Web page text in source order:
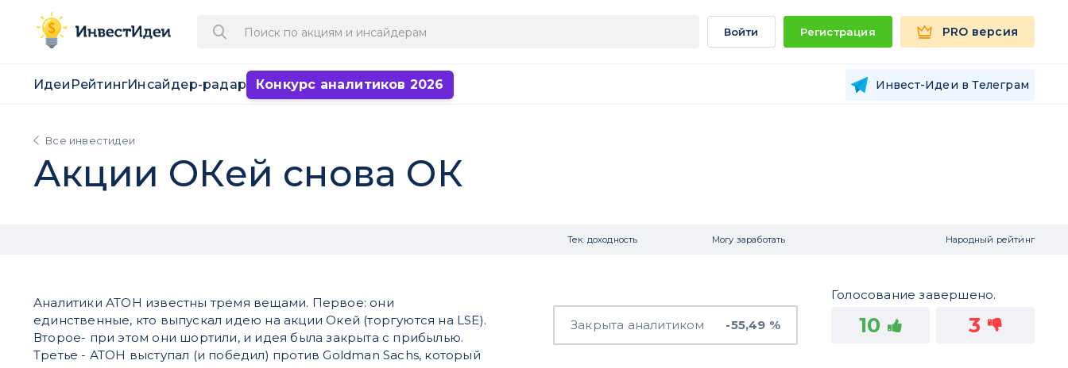
Войти Регистрация PRO версия
Идеи РейтингИнсайдер-радар Конкурс аналитиков 2026 Инвест-Идеи в Телеграм
Все инвестидеи
Акции ОКей снова ОК
Тек. доходность Могу заработать Народный рейтинг
Аналитики АТОН известны тремя вещами. Первое: они
единственные, кто выпускал идею на акции Окей (торгуются на LSE).
Второе- при этом они шортили, и идея была закрыта с прибылью.
Третье - АТОН выступал (и победил) против Goldman Sachs, который
Закрыта аналитиком -55,49 %
Голосование завершено.
10 3